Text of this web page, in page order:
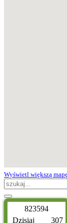
Wyświetl większą
823594
Dzisiaj
307